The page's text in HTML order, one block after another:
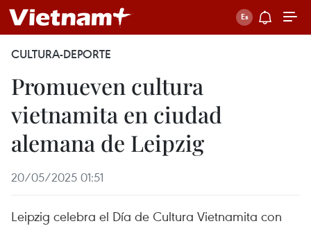
CULTURA-DEPORTE
Promueven cultura
vietnamita en ciudad
alemana de Leipzig
20/05/2025 01:51
Leipzig celebra el Día de Cultura Vietnamita con